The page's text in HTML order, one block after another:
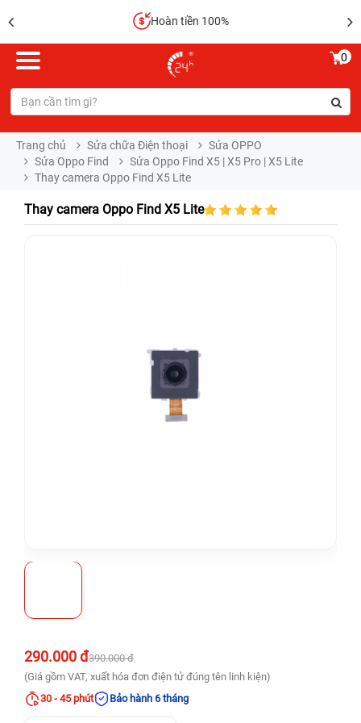
Hoàn tiền 100%
0
Trang chủ Sửa chữa Điện thoại
Sửa OPPO
Sửa Oppo Find
Sửa Oppo Find X5 | X5 Pro | X5 Lite
Thay camera Oppo Find X5 Lite
Thay camera Oppo Find X5 Lite
290.000 đ390.000 đ
(Giá gồm VAT, xuất hóa đơn điện tử đúng tên linh kiện)
30 - 45 phút
Bảo hành 6 tháng